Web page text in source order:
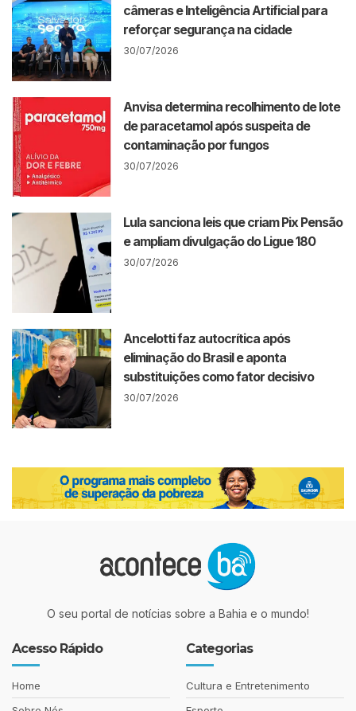
câmeras e Inteligência Artificial para
reforçar segurança na cidade
30/07/2026
Anvisa determina recolhimento de lote
de paracetamol após suspeita de
contaminação por fungos
30/07/2026
Lula sanciona leis que criam Pix Pensão
e ampliam divulgação do Ligue 180
30/07/2026
Ancelotti faz autocrítica após
eliminação do Brasil e aponta
substituições como fator decisivo
30/07/2026
O seu portal de notícias sobre a Bahia e o mundo!
Acesso Rápido
Home
Categorias
Cultura e Entretenimento